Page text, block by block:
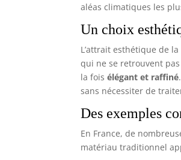
aléas climatiques les
Un choix
L’attrait esthétique de
qui ne se retrouvent
la foisélégant et raffiné
sans nécessiter de
Des exemples
En France, de
matériau traditionnel